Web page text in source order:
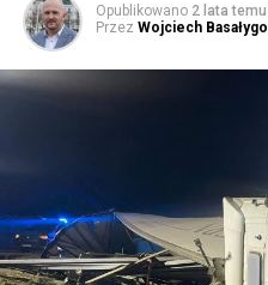
Opublikowano 2 lata temu
Przez Wojciech Basałygo